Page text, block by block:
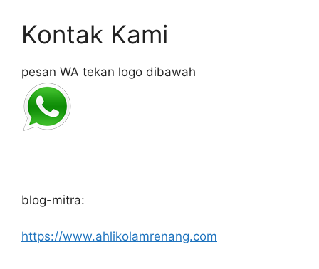
Kontak Kami
pesan WA tekan logo dibawah
blog-mitra:
https://www.ahlikolamrenang.com